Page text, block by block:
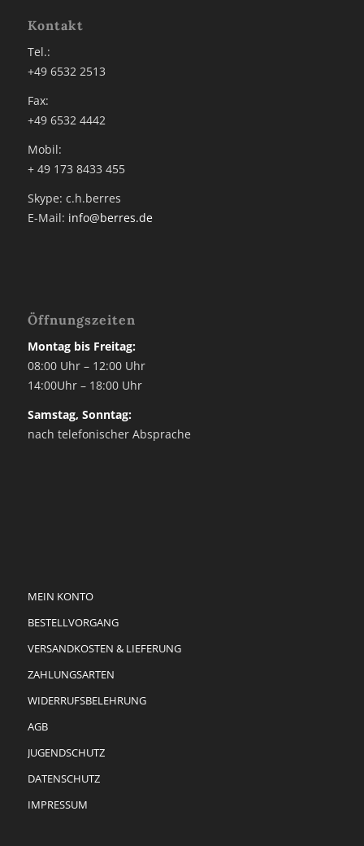
Kontakt
Tel.:
+49 6532 2513
Fax:
+49 6532 4442
Mobil:
+ 49 173 8433 455
Skype: c.h.berres
E-Mail: info@berres.de
Öffnungszeiten
Montag bis Freitag:
08:00 Uhr – 12:00 Uhr
14:00Uhr – 18:00 Uhr
Samstag, Sonntag:
nach telefonischer Absprache
MEIN KONTO
BESTELLVORGANG
VERSANDKOSTEN & LIEFERUNG
ZAHLUNGSARTEN
WIDERRUFSBELEHRUNG
AGB
JUGENDSCHUTZ
DATENSCHUTZ
IMPRESSUM